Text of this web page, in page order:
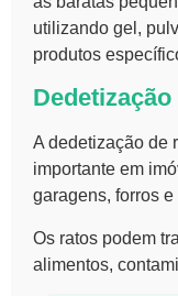
utilizando gel,
produtos
A dedetização de
importante em
garagens, forros
Os ratos podem
alimentos,